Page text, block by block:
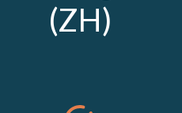
(ZH)